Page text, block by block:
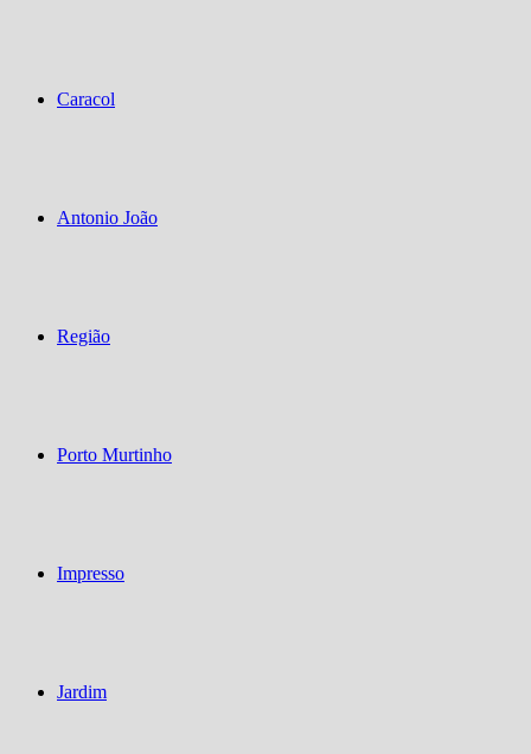
Caracol
Antonio João
Região
Porto Murtinho
Impresso
Jardim